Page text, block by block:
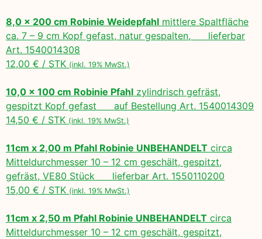
8,0 x 200 cm Robinie Weidepfahl mittlere Spaltfläche
ca. 7 – 9 cm Kopf gefast, natur gespalten, lieferbar
Art. 1540014308
12,00 € / STK (inkl. 19% MwSt.)
10,0 x 100 cm Robinie Pfahl zylindrisch gefräst,
gespitzt Kopf gefast auf Bestellung Art. 1540014309
14,50 € / STK (inkl. 19% MwSt.)
11cm x 2,00 m Pfahl Robinie UNBEHANDELT circa
Mitteldurchmesser 10 – 12 cm geschält, gespitzt,
gefräst, VE80 Stück lieferbar Art. 1550110200
15,00 € / STK (inkl. 19% MwSt.)
11cm x 2,50 m Pfahl Robinie UNBEHANDELT circa
Mitteldurchmesser 10 – 12 cm geschält, gespitzt,